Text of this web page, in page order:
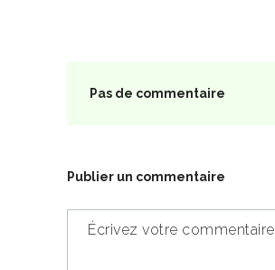
Pas de commentaire
Publier un commentaire